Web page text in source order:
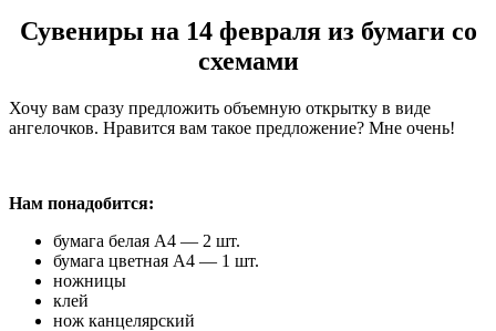
Сувениры на 14 февраля из бумаги со
схемами
Хочу вам сразу предложить объемную открытку в виде
ангелочков. Нравится вам такое предложение? Мне очень!
Нам понадобится:
бумага белая А4 — 2 шт.
бумага цветная А4 — 1 шт.
ножницы
клей
нож канцелярский